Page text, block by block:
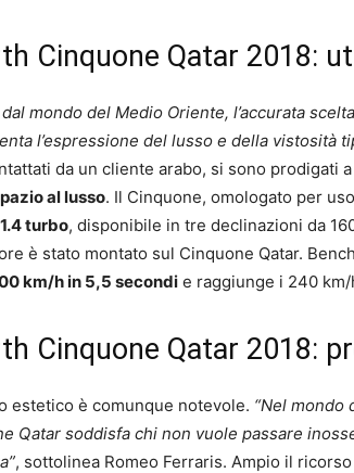
Cinquone Qatar 2018:
dal mondo del Medio Oriente, l’accurata
l’espressione del lusso e della vistosità
da un cliente arabo, si sono prodigati
al lusso. Il Cinquone, omologato per
turbo, disponibile in tre declinazioni da
è stato montato sul Cinquone Qatar.
km/h in 5,5 secondi e raggiunge i 240 km/
Cinquone Qatar 2018:
estetico è comunque notevole. “Nel mondo
Qatar soddisfa chi non vuole passare
, sottolinea Romeo Ferraris. Ampio il ricorso